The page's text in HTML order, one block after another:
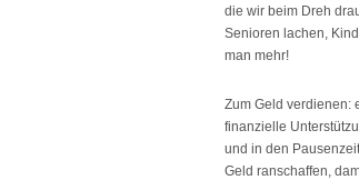
die wir beim Dreh
Senioren lachen,
man mehr!
Zum Geld verdienen:
finanzielle
und in den
Geld ranschaffen,